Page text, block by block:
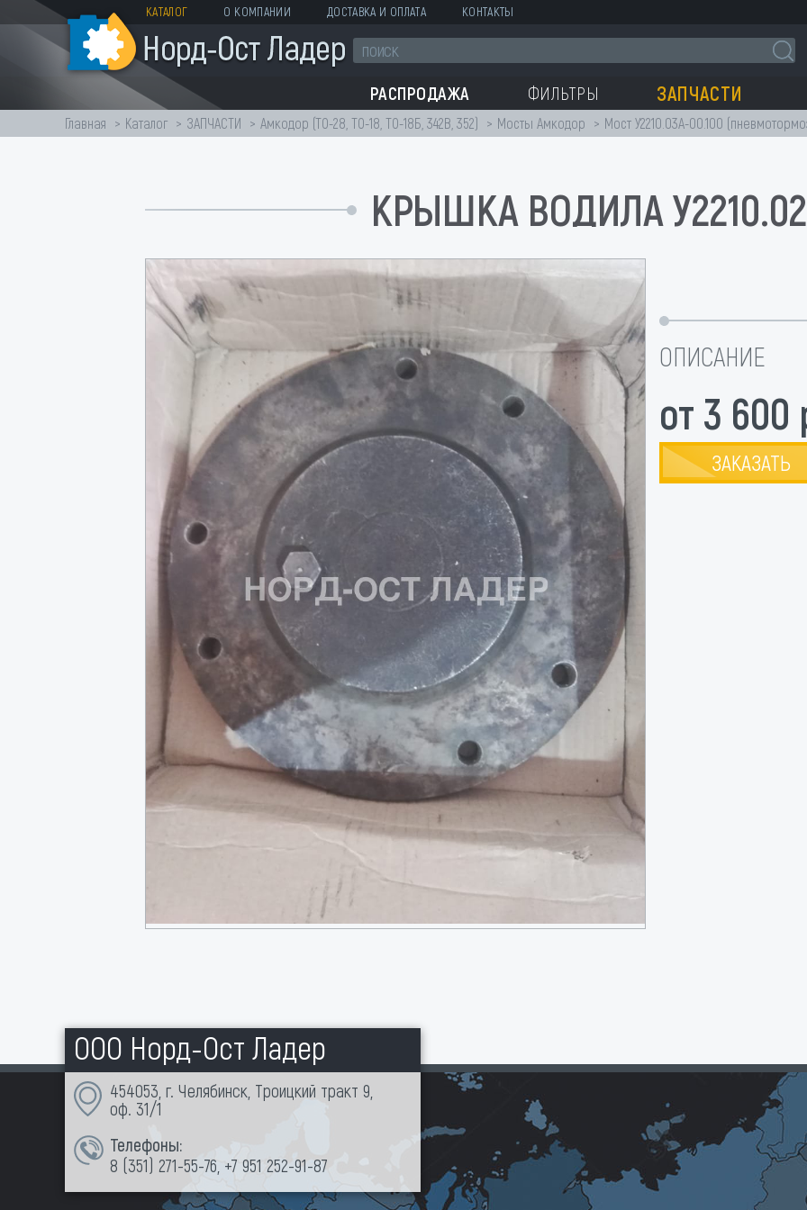
КАТАЛОГ О КОМПАНИИ ДОСТАВКА И ОПЛАТА КОНТАКТЫ
РАСПРОДАЖА ФИЛЬТРЫ ЗАПЧАСТИ
Главная Каталог ЗАПЧАСТИ Амкодор (ТО-28, ТО-18, ТО-18Б, 342В, 352) Мосты Амкодор Мост У2210.03А-00.100
КРЫШКА ВОДИЛА
ОПИСАНИЕ
от 3 600
ЗАКАЗАТЬ
ООО Норд-Ост Ладер
454053, г. Челябинск, Троицкий тракт 9,
оф. 31/1
Телефоны:
8 (351) 271-55-76 +7 951 252-91-87